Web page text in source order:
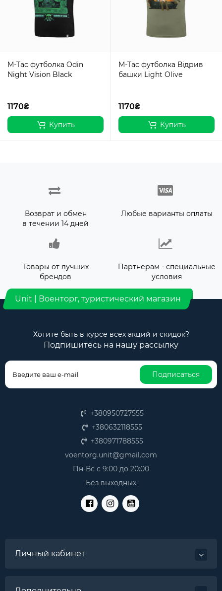
M-Tac футболка Odin
Night Vision Black
1170₴
Купить
M-Tac футболка Відрив
башки Light Olive
1170₴
Купить
Возврат и обмен
в течении 14 дней
Любые варианты оплаты
Товары от лучших
брендов
Партнерам - специальные
условия
Unit | Военторг, туристический магазин
Хотите быть в курсе всех акций и скидок?
Подпишитесь на нашу рассылку
Подписаться
+380950727555
+380632118555
+380971788555
voentorg.unit@gmail.com
Пн-Вс с 9:00 до 20:00
Без выходных
Личный кабинет